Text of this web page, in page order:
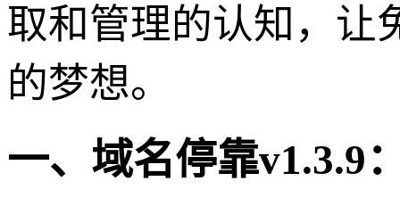
取和管理的认知，让
的梦想。
一、域名停靠v1.3.9